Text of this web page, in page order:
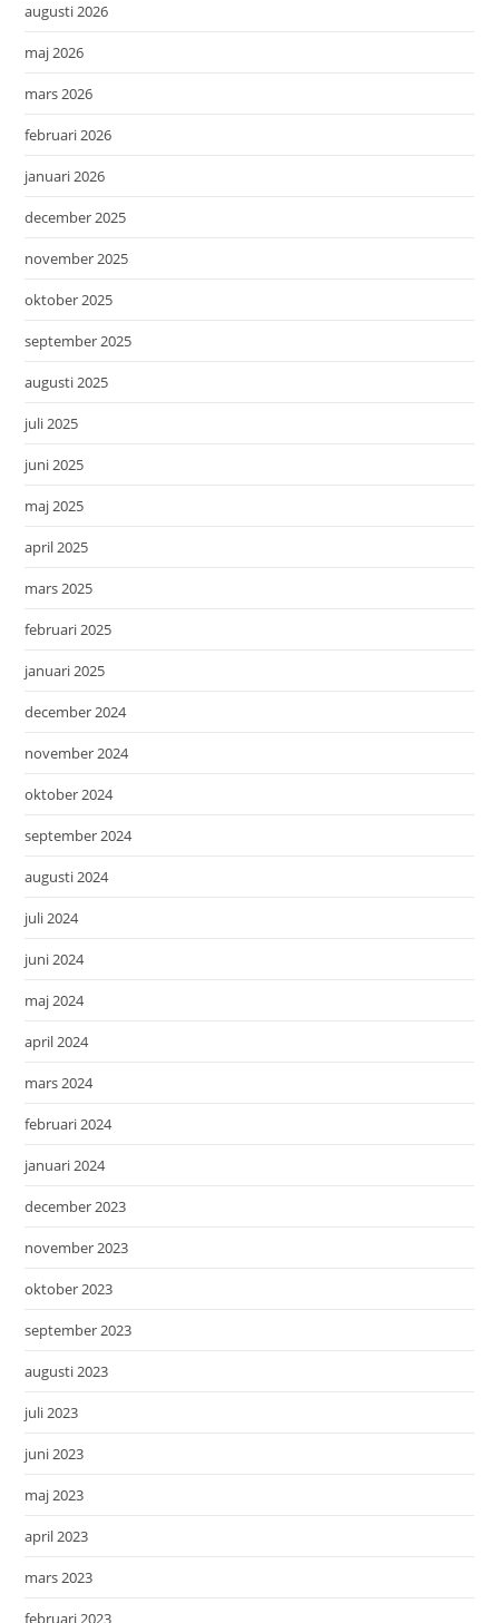
augusti 2026
maj 2026
mars 2026
februari 2026
januari 2026
december 2025
november 2025
oktober 2025
september 2025
augusti 2025
juli 2025
juni 2025
maj 2025
april 2025
mars 2025
februari 2025
januari 2025
december 2024
november 2024
oktober 2024
september 2024
augusti 2024
juli 2024
juni 2024
maj 2024
april 2024
mars 2024
februari 2024
januari 2024
december 2023
november 2023
oktober 2023
september 2023
augusti 2023
juli 2023
juni 2023
maj 2023
april 2023
mars 2023